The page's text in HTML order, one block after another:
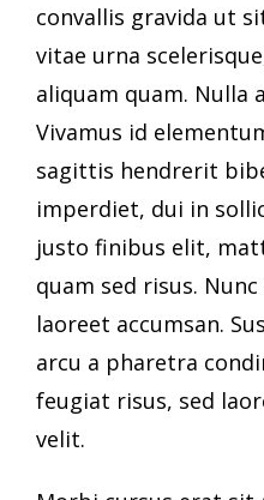
convallis gravida ut
vitae urna
aliquam quam. Nulla
Vivamus id
sagittis hendrerit
imperdiet, dui in
justo finibus elit,
quam sed risus.
laoreet accumsan.
arcu a pharetra
feugiat risus, sed
velit.